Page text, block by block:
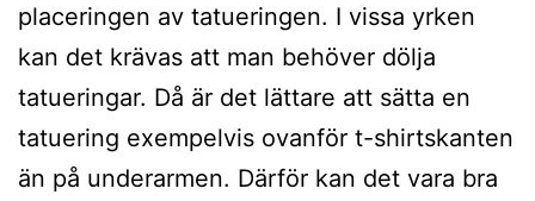
placeringen av tatueringen. I vissa yrken
kan det krävas att man behöver dölja
tatueringar. Då är det lättare att sätta en
tatuering exempelvis ovanför t-shirtskanten
än på underarmen. Därför kan det vara bra